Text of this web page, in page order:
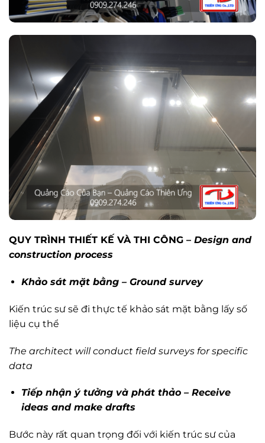
QUY TRÌNH THIẾT KẾ VÀ THI CÔNG – Design and
construction process
Khảo sát mặt bằng – Ground survey
Kiến trúc sư sẽ đi thực tế khảo sát mặt bằng lấy số
liệu cụ thể
The architect will conduct field surveys for specific
data
Tiếp nhận ý tưởng và phát thảo – Receive
ideas and make drafts
Bước này rất quan trọng đối với kiến trúc sư của